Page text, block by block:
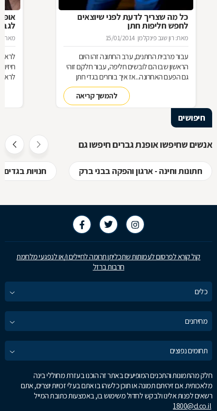
כל מה שצריך לדעת לפני שיוצאים
לחפש חליפות חתן
מאת: רון שגב פינקלמן 15/01/2014
עבור מרבית החתנים, ערב החתונה זהו היום
הראשון שבו הם לובשים חליפה, עבור חלקם זוהי
גם הפעם האחרונה...אז איך בוחרים בגדי חתן
ומהם הדגשים לרכישת חליפה לחתן? כל הפרטים
להמשך קריאה
מאת:
חיפושים
אנשים שחיפשו אופנת גברים חיפשו גם
חתונות וחינה - ארגון והפקה בבני ברק חנויות
קול קורא לפרסום לעמותות שתכליתן תרומה לחיילים ו/או לנפגעי מלחמת
חרבות ברזל
כלים
מחירונים
תחומים נפוצים
חלק מהתמונות והתכנים המופיעים באתר זה הוכנו בעזרת מחוללי בינה
מלאכותית. אם זיהיתם תמונה או תוכן כלשהו בו אתם בעלי זכויות יוצרים, אתם
רשאים לפנות אלינו ולבקש לחדול משימוש בו, באמצעות כתובת המייל
1800@d.co.il